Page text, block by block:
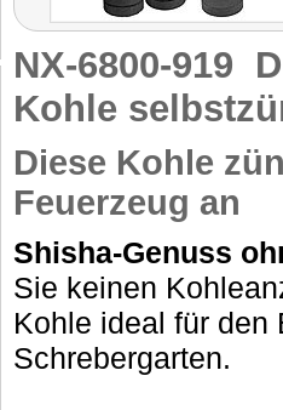
NX-6800-919
Kohle
Diese Kohle
Feuerzeug an
Shisha-Genuss
Sie keinen
Kohle ideal für den
Schrebergarten.